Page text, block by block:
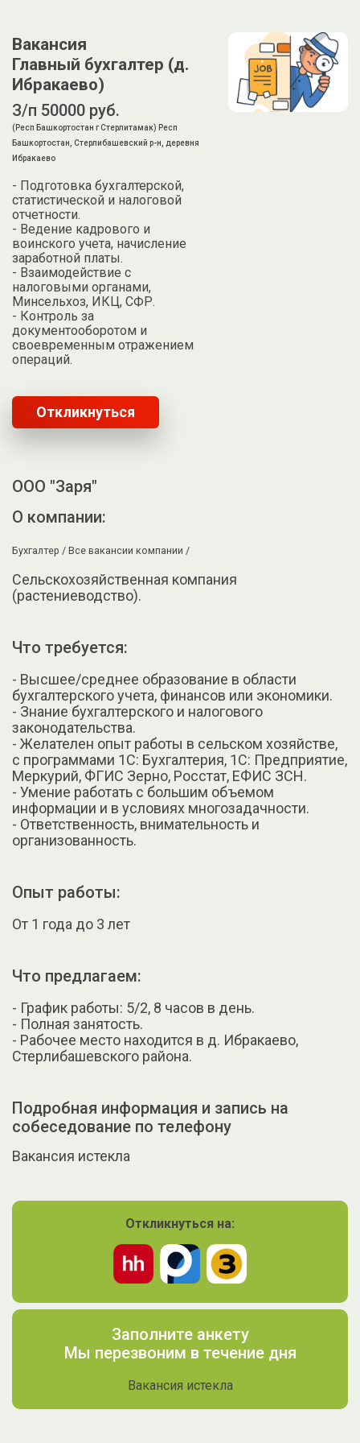
Вакансия
Главный бухгалтер (д.
Ибракаево)
З/п 50000 руб.
(Респ Башкортостан г Стерлитамак) Респ
Башкортостан, Стерлибашевский р-н, деревня
Ибракаево
- Подготовка бухгалтерской,
статистической и налоговой
отчетности.
- Ведение кадрового и
воинского учета, начисление
заработной платы.
- Взаимодействие с
налоговыми органами,
Минсельхоз, ИКЦ, СФР.
- Контроль за
документооборотом и
своевременным отражением
операций.
Откликнуться
ООО "Заря"
О компании:
Бухгалтер / Все вакансии компании /
Сельскохозяйственная компания
(растениеводство).
Что требуется:
- Высшее/среднее образование в области
бухгалтерского учета, финансов или экономики.
- Знание бухгалтерского и налогового
законодательства.
- Желателен опыт работы в сельском хозяйстве,
с программами 1С: Бухгалтерия, 1С: Предприятие,
Меркурий, ФГИС Зерно, Росстат, ЕФИС ЗСН.
- Умение работать с большим объемом
информации и в условиях многозадачности.
- Ответственность, внимательность и
организованность.
Опыт работы:
От 1 года до 3 лет
Что предлагаем:
- График работы: 5/2, 8 часов в день.
- Полная занятость.
- Рабочее место находится в д. Ибракаево,
Стерлибашевского района.
Подробная информация и запись на
собеседование по телефону
Вакансия истекла
Откликнуться на:
Заполните анкету
Мы перезвоним в течение дня
Вакансия истекла